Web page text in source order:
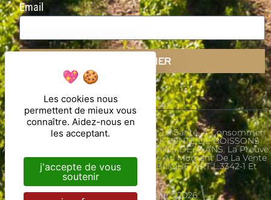
Email
S'ABONNER
L'abus D'alcool Est Dangereux Pour La Santé, À Consommer
Avec Modération. INTERDICTION DE VENTE DE BOISSONS
ALCOOLIQUES AUX MINEURS DE MOINS DE 18 ANS. La Preuve
De Majorité De L'acheteur Est Exigée Au Moment De La Vente
En Ligne. CODE DE LA SANTE PUBLIQUE. ART L.3342-1 Et
L.3353-3
Ⓒ Château Saint-Maur - 2026
Les cookies nous
permettent de mieux vous
connaître. Aidez-nous en
les acceptant.
j'accepte de vous
soutenir